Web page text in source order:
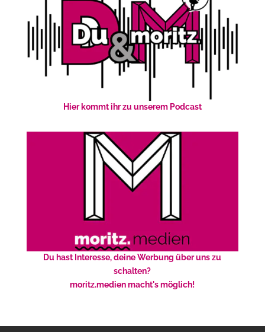
Hier kommt ihr zu unserem Podcast
Du hast Interesse, deine Werbung über uns zu
schalten?
moritz.medien macht's möglich!